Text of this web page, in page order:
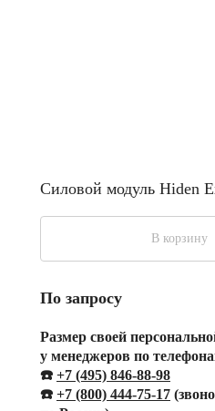
Силовой модуль Hiden
В корзину
По запросу
Размер своей
у менеджеров по
☎️ +7 (495) 846-88-98
☎️ +7 (800) 444-75-17